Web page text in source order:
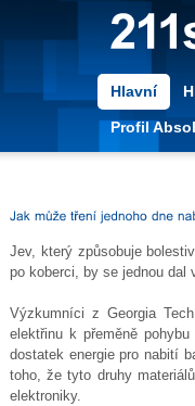
Hlavní
Profil
Jev, který způsobuje
po koberci, by se jednou
Výzkumníci z Georgia
elektřinu k přeměně
dostatek energie pro nabití
toho, že tyto druhy
elektroniky.